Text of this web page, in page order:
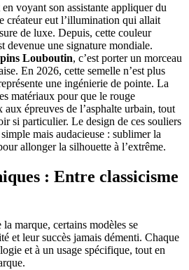
voyant son assistante appliquer du
créateur eut l’illumination qui allait
de luxe. Depuis, cette couleur
devenue une signature mondiale.
Louboutin, c’est porter un morceau
En 2026, cette semelle n’est plus
une ingénierie de pointe. La
matériaux pour que le rouge
épreuves de l’asphalte urbain, tout
si particulier. Le design de ces souliers
mais audacieuse : sublimer la
allonger la silhouette à l’extrême.
: Entre classicisme
marque, certains modèles se
et leur succès jamais démenti. Chaque
et à un usage spécifique, tout en